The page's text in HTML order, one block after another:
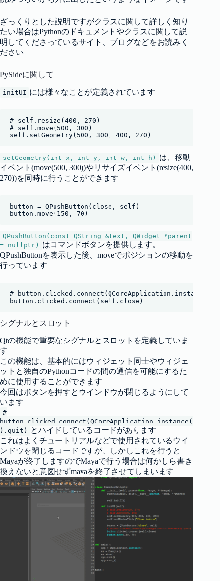
ざっくりとした説明ですがクラスに関して詳しく知り
たい場合はPythonのドキュメントやクラスに関して説
明してくださっているサイト、ブログなどをお読みく
ださい
PySideに関して
initUI には様々なことが定義されています
# self.resize(400, 270)
# self.move(500, 300)
self.setGeometry(500, 300, 400, 270)
setGeometry(int x, int y, int w, int h)
は、移動
イベント(move(500, 300))やリサイズイベント(resize(400,
270))を同時に行うことができます
button = QPushButton(close, self)
button.move(150, 70)
QPushButton(const QString &text, QWidget *parent
= nullptr)
はコマンドボタンを提供します。
QPushButtonを表示した後、moveでポジションの移動を
行っています
#
button.clicked.connect(self.close)
シグナルとスロット
Qtの機能で重要なシグナルとスロットを定義していま
す
この機能は、基本的にはウィジェット同士やウィジェ
ットと独自のPythonコードの間の通信を可能にするた
めに使用することができます
今回はボタンを押すとウインドウが閉じるようにして
います
#
button.clicked.connect(QCoreApplication.instance(
).quit)
とハイドしているコードがあります
これはよくチュートリアルなどで使用されているウイ
ンドウを閉じるコードですが、しかしこれを行うと
Mayaが終了しますのでMayaで行う場合は何かしら書き
換えないと意図せずmayaを終了させてしまいます